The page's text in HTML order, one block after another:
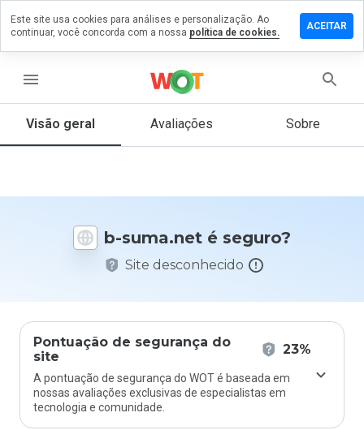
menu
Visão geral Avaliações Sobre
b-suma.net é seguro?
Site desconhecido
Pontuação de segurança do
site
23%
A pontuação de segurança do WOT é baseada em
nossas avaliações exclusivas de especialistas em
tecnologia e comunidade.
um
b-
que
Este site usa cookies para análises e personalização. Ao
continuar, você concorda com a nossa política de cookies.
ACEITAR